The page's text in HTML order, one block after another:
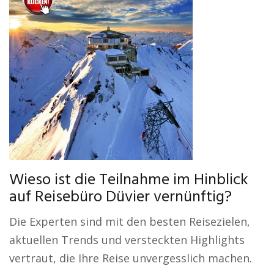
Wieso ist die Teilnahme im Hinblick
auf Reisebüro Düvier vernünftig?
Die Experten sind mit den besten Reisezielen,
aktuellen Trends und versteckten Highlights
vertraut, die Ihre Reise unvergesslich machen.